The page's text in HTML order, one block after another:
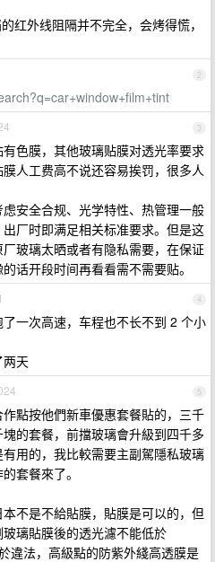
红外线阻隔并不完全，会烤得慌，
2
3
色膜，其他玻璃贴膜对透光率要求
人工费高不说还容易挨罚，很多人
安全合规、光学特性、热管理一般
厂时即满足相关标准要求。但是这
玻璃太晒或者有隐私需要，在保证
话开段时间再看看需不需要贴。
4
一次高速，车程也不长不到 2 个小
两天
5
點按他們新車優惠套餐貼的，三千
的套餐，前擋玻璃會升級到四千多
用的，我比較需要主副駕隱私玻璃
套餐來了。
不是不給貼膜，貼膜是可以的，但
璃貼膜後的透光濾不能低於
違法，高級點的防紫外綫高透膜是